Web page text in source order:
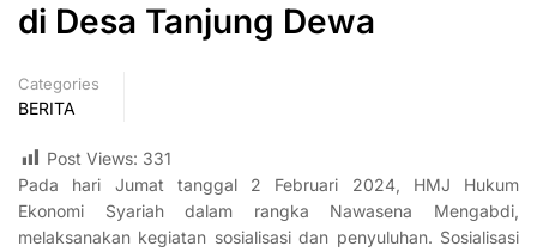
di Desa Tanjung Dewa
Categories
BERITA
Post Views: 331
Pada hari Jumat tanggal 2 Februari 2024, HMJ Hukum
Ekonomi Syariah dalam rangka Nawasena Mengabdi,
melaksanakan kegiatan sosialisasi dan penyuluhan. Sosialisasi